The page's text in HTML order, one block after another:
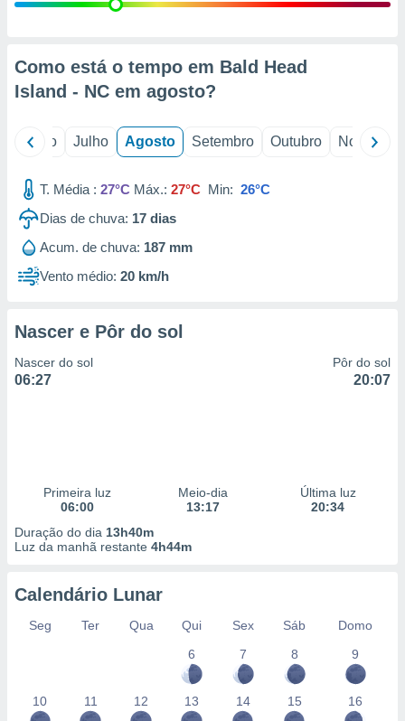
através
estudos
1199
Como está o tempo em Bald Head
Island - NC em agosto?
Junho Julho Agosto Setembro Outubro Novembro
T. Média : 27°C Máx.: 27°C Min: 26°C
Dias de chuva: 17 dias
Acum. de chuva: 187 mm
Vento médio: 20 km/h
Nascer e Pôr do sol
Nascer do sol
06:27
Pôr do sol
20:07
Primeira luz
06:00
Meio-dia
13:17
Última luz
20:34
Duração do dia 13h40m
Luz da manhã restante 4h44m
Calendário Lunar
Seg Ter Qua Qui Sex Sáb
Domo
6
7 8 9
10 11 12 13 14 15 16